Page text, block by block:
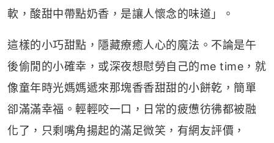
軟，酸甜中帶點奶香，是讓人懷念的味道」。
這樣的小巧甜點，隱藏療癒人心的魔法。不論是午
後偷閒的小確幸，或深夜想慰勞自己的me time，就
像童年時光媽媽遞來那塊香香甜甜的小餅乾，簡單
卻滿滿幸福。輕輕咬一口，日常的疲憊彷彿都被融
化了，只剩嘴角揚起的滿足微笑，有網友評價，